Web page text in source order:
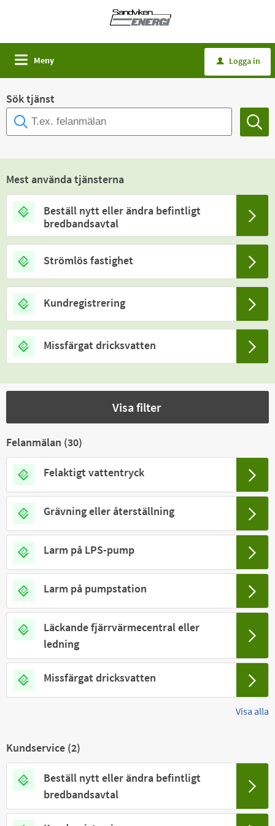
Meny u Logga in
Sök tjänst
Mest använda tjänsterna
Beställ nytt eller ändra befintligt
bredbandsavtal
Strömlös fastighet
Kundregistrering
Missfärgat dricksvatten
Visa filter
Felanmälan (30)
Felaktigt vattentryck
Grävning eller återställning
Larm på LPS-pump
Larm på pumpstation
Läckande fjärrvärmecentral eller
ledning
Missfärgat dricksvatten
Visa alla
Kundservice (2)
Beställ nytt eller ändra befintligt
bredbandsavtal